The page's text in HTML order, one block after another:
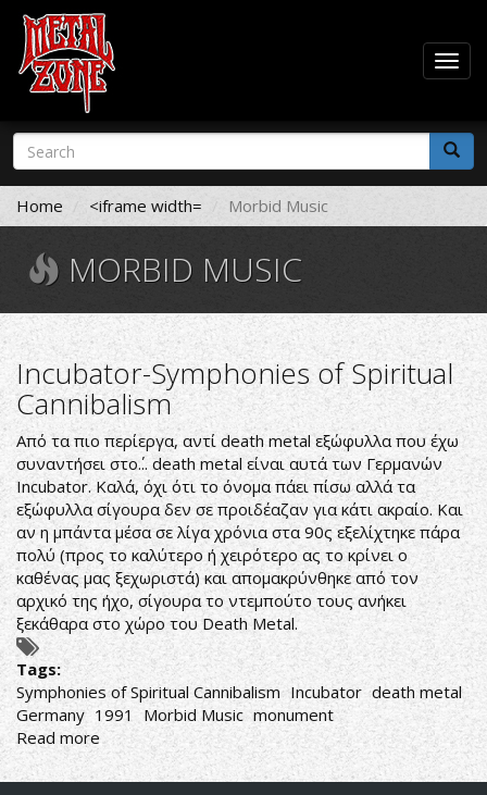
Skip
main
content
Search
form
Search
Home <iframe width= Morbid Music
MORBID MUSIC
Incubator-Symphonies of Spiritual
Cannibalism
Από τα πιο περίεργα, αντί death metal εξώφυλλα που έχω
συναντήσει στο΄... death metal είναι αυτά των Γερμανών
Incubator. Καλά, όχι ότι το όνομα πάει πίσω αλλά τα
εξώφυλλα σίγουρα δεν σε προιδέαζαν για κάτι ακραίο. Και
αν η μπάντα μέσα σε λίγα χρόνια στα 90ς εξελίχτηκε πάρα
πολύ (προς το καλύτερο ή χειρότερο ας το κρίνει ο
καθένας μας ξεχωριστά) και απομακρύνθηκε από τον
αρχικό της ήχο, σίγουρα το ντεμπούτο τους ανήκει
ξεκάθαρα στο χώρο του Death Metal.
Tags:
Symphonies of Spiritual Cannibalism Incubator death metal
Germany 1991 Morbid Music monument
Read more about
Incubator-
Symphonies